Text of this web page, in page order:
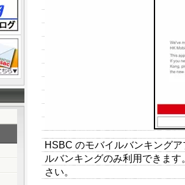
HSBC のモバイルバンキング
ルバンキングのみ利用できま
さい。